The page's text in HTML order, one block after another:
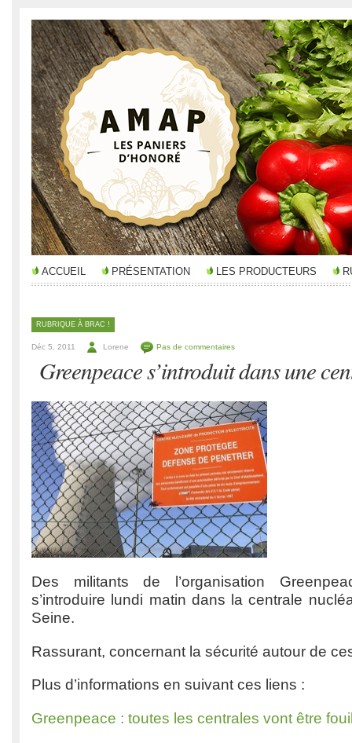
ACCUEIL PRÉSENTATION LES PRODUCTEURS
RUBRIQUE À BRAC !
Déc 5, 2011 Lorene Pas de commentaires
Greenpeace s’introduit dans une
Des militants de l’organisation
s’introduire lundi matin dans la centrale
Seine.
Rassurant, concernant la sécurité autour de
Plus d’informations en suivant ces liens :
Greenpeace : toutes les centrales vont être